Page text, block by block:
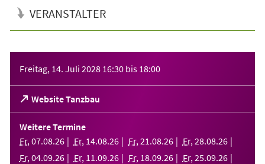
VERANSTALTER
Freitag, 14. Juli 2028 16:30 bis 18:00
Website Tanzbau
(Öffnet
in
einem
neuen
Tab)
Weitere Termine
Fr, 07.08.26 Fr, 14.08.26 Fr, 21 .08.26 Fr, 28.08.26
Fr, 04.09.26 Fr, 11 .09.26 Fr, 18.09.26 Fr, 25.09.26